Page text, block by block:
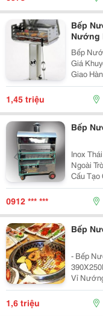
Nướng
Bếp
Nướng
Bếp
Giá
Giao
24/7 :
Nướng
1,45 triệu
Bếp
Inox
Ngoài
Cấu Tạo
304 Có Bánh Xe Di Chuyển Chế Độ Quay Xiên Tự Động
0912 *** ***
Bếp
- Bếp
Vỉ
Khói - Chất Liệu :
Và
Dành C
1,6 triệu